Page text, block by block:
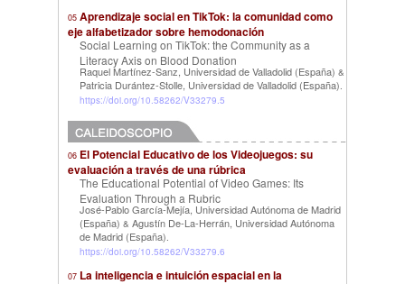
05 Aprendizaje social en TikTok: la comunidad como
eje alfabetizador sobre hemodonación
Social Learning on TikTok: the Community as a
Literacy Axis on Blood Donation
Raquel Martínez-Sanz, Universidad de Valladolid (España) &
Patricia Durántez-Stolle, Universidad de Valladolid (España).
https://doi.org/10.58262/V33279.5
06 El Potencial Educativo de los Videojuegos: su
evaluación a través de una rúbrica
The Educational Potential of Video Games: Its
Evaluation Through a Rubric
José-Pablo García-Mejía, Universidad Autónoma de Madrid
(España) & Agustín De-La-Herrán, Universidad Autónoma
de Madrid (España).
https://doi.org/10.58262/V33279.6
07 La inteligencia e intuición espacial en la